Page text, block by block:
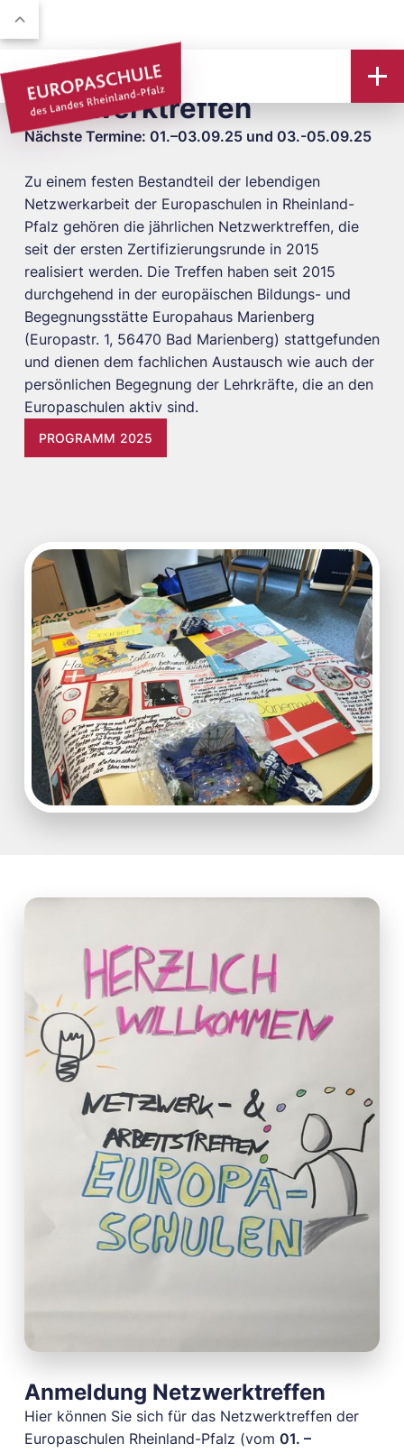
Netzwerktreffen
Nächste Termine: 01.–03.09.25 und 03.-05.09.25
Zu einem festen Bestandteil der lebendigen
Netzwerkarbeit der Europaschulen in Rheinland-
Pfalz gehören die jährlichen Netzwerktreffen, die
seit der ersten Zertifizierungsrunde in 2015
realisiert werden. Die Treffen haben seit 2015
durchgehend in der europäischen Bildungs- und
Begegnungsstätte Europahaus Marienberg
(Europastr. 1, 56470 Bad Marienberg) stattgefunden
und dienen dem fachlichen Austausch wie auch der
persönlichen Begegnung der Lehrkräfte, die an den
Europaschulen aktiv sind.
PROGRAMM 2025
Anmeldung Netzwerktreffen
Hier können Sie sich für das Netzwerktreffen der
Europaschulen Rheinland-Pfalz (vom 01. –